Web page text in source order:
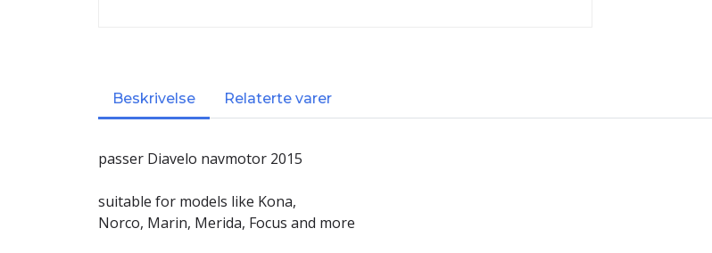
Beskrivelse Relaterte varer
passer Diavelo navmotor 2015
suitable for models like Kona,
Norco, Marin, Merida, Focus and more